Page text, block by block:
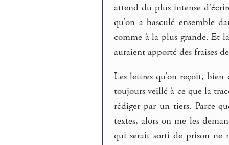
attend du plus intense
qu’on a basculé ensemble
comme à la plus grande. Et
auraient apporté des fraises
Les lettres qu’on reçoit, bien
toujours veillé à ce que la
rédiger par un tiers. Parce
textes, alors on me les
qui serait sorti de prison ne